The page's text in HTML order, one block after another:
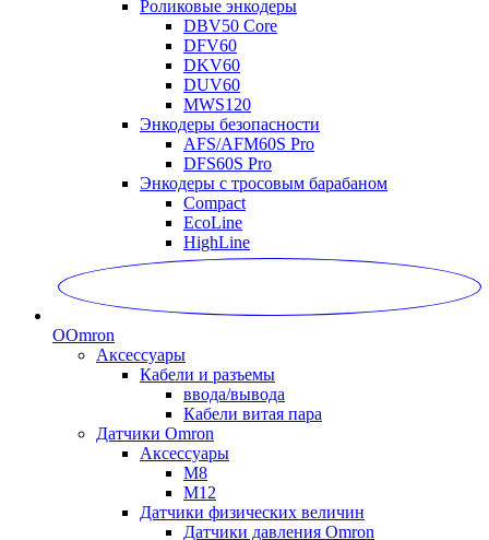
Роликовые энкодеры
DBV50 Core
DFV60
DKV60
DUV60
MWS120
Энкодеры безопасности
AFS/AFM60S Pro
DFS60S Pro
Энкодеры с тросовым барабаном
Compact
EcoLine
HighLine
OOmron
Аксессуары
Кабели и разъемы
ввода/вывода
Кабели витая пара
Датчики Omron
Аксессуары
M8
M12
Датчики физических величин
Датчики давления Omron